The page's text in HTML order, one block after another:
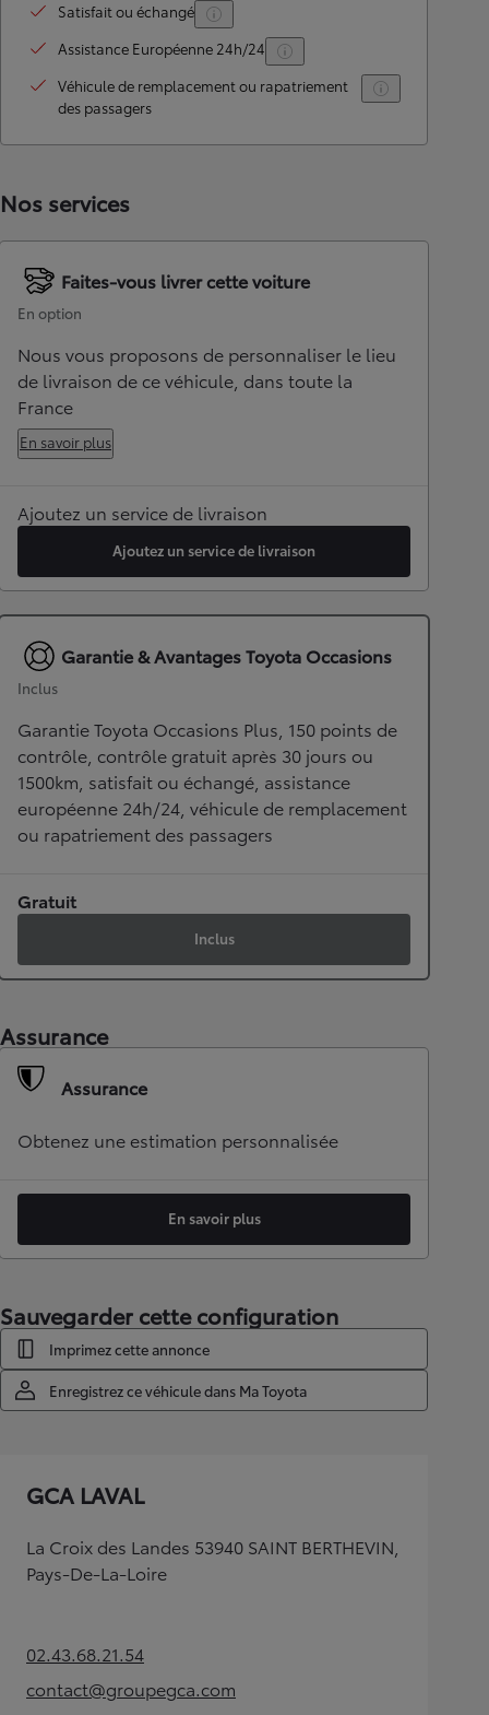
Satisfait ou échangé
Assistance Européenne 24h/24
Véhicule de remplacement ou rapatriement
des passagers
Nos services
Faites-vous livrer cette voiture
En option
Nous vous proposons de personnaliser le lieu
de livraison de ce véhicule, dans toute la
France
En savoir plus
Ajoutez un service de livraison
Ajoutez un service de livraison
Garantie & Avantages Toyota Occasions
Inclus
Garantie Toyota Occasions Plus, 150 points de
contrôle, contrôle gratuit après 30 jours ou
1500km, satisfait ou échangé, assistance
européenne 24h/24, véhicule de remplacement
ou rapatriement des passagers
Gratuit
Inclus
Assurance
Assurance
Obtenez une estimation personnalisée
En savoir plus
Sauvegarder cette configuration
Imprimez cette annonce
Enregistrez ce véhicule dans Ma Toyota
GCA LAVAL
La Croix des Landes 53940 SAINT BERTHEVIN,
Pays-De-La-Loire
02.43.68.21.54(Opens in new tab)
contact@groupegca.com
(Opens in new tab)